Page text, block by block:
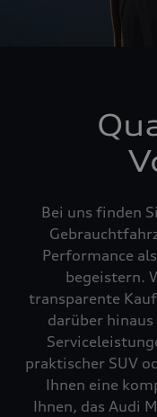
Bei uns finden
Performance
begeistern.
transparente
darüber
praktischer SUV
Ihnen eine
Ihnen, das Audi